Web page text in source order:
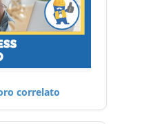
correlato